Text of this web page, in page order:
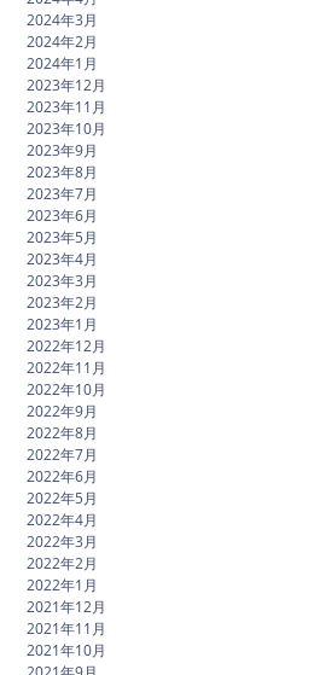
2024年3月
2024年2月
2024年1月
2023年12月
2023年11月
2023年10月
2023年9月
2023年8月
2023年7月
2023年6月
2023年5月
2023年4月
2023年3月
2023年2月
2023年1月
2022年12月
2022年11月
2022年10月
2022年9月
2022年8月
2022年7月
2022年6月
2022年5月
2022年4月
2022年3月
2022年2月
2022年1月
2021年12月
2021年11月
2021年10月